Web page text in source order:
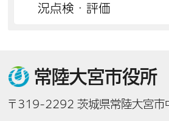
況点検・評価
常陸大宮市役所
〒319-2292 茨城県常陸大宮